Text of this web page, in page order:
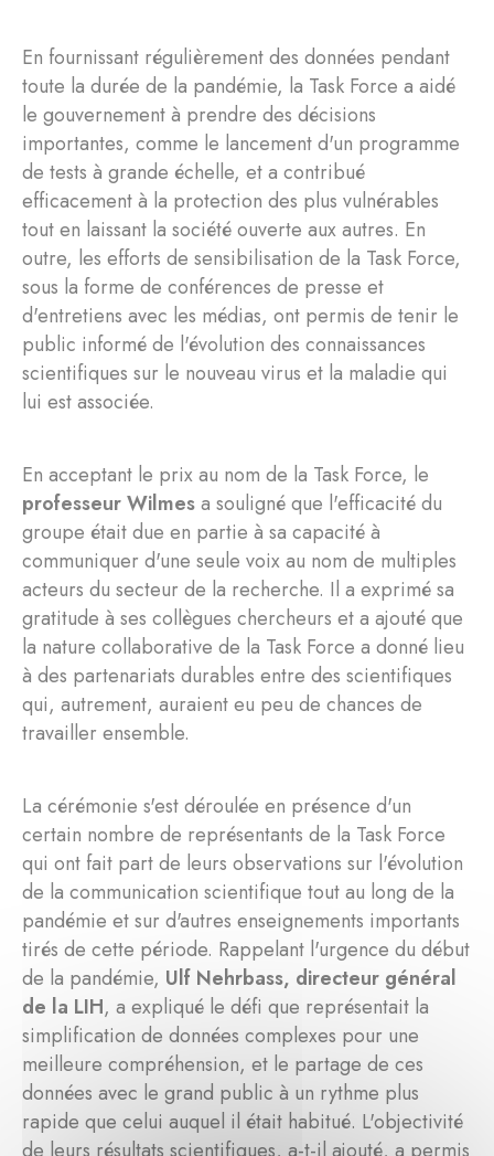
En fournissant régulièrement des données pendant
toute la durée de la pandémie, la Task Force a aidé
le gouvernement à prendre des décisions
importantes, comme le lancement d'un programme
de tests à grande échelle, et a contribué
efficacement à la protection des plus vulnérables
tout en laissant la société ouverte aux autres. En
outre, les efforts de sensibilisation de la Task Force,
sous la forme de conférences de presse et
d'entretiens avec les médias, ont permis de tenir le
public informé de l'évolution des connaissances
scientifiques sur le nouveau virus et la maladie qui
lui est associée.
En acceptant le prix au nom de la Task Force, le
professeur Wilmesa souligné que l'efficacité du
groupe était due en partie à sa capacité à
communiquer d'une seule voix au nom de multiples
acteurs du secteur de la recherche. Il a exprimé sa
gratitude à ses collègues chercheurs et a ajouté que
la nature collaborative de la Task Force a donné lieu
à des partenariats durables entre des scientifiques
qui, autrement, auraient eu peu de chances de
travailler ensemble.
La cérémonie s'est déroulée en présence d'un
certain nombre de représentants de la Task Force
qui ont fait part de leurs observations sur l'évolution
de la communication scientifique tout au long de la
pandémie et sur d'autres enseignements importants
tirés de cette période. Rappelant l'urgence du début
de la pandémie, Ulf Nehrbass, directeur général
de la LIH, a expliqué le défi que représentait la
simplification de données complexes pour une
meilleure compréhension, et le partage de ces
données avec le grand public à un rythme plus
rapide que celui auquel il était habitué. L'objectivité
de leurs résultats scientifiques, a-t-il ajouté, a permis